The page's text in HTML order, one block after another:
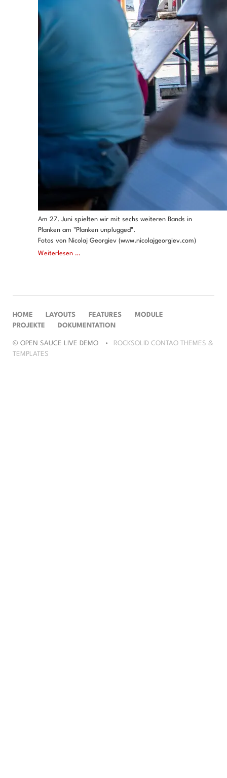
Am 27. Juni spielten wir mit sechs weiteren Bands in
Planken am "Planken unplugged".
Fotos von Nicolaj Georgiev (www.nicolajgeorgiev.com)
Weiterlesen …Planken
NAVIGATION
ÜBERSPRINGEN
HOME LAYOUTS FEATURES
MODULE
PROJEKTE
DOKUMENTATION
© OPEN SAUCE LIVE DEMO
ROCKSOLID CONTAO THEMES &
TEMPLATES